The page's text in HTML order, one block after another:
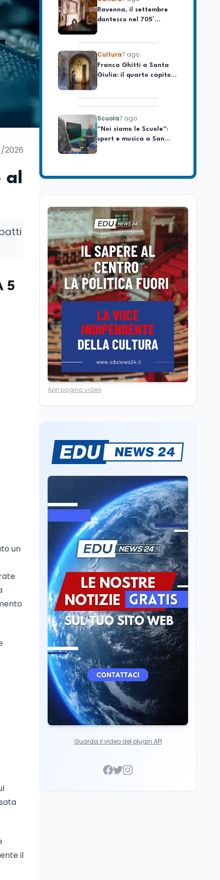
2026
al
5
un
il
longevo dell’Italia
repubblicana
dantesco nel 705°
anniversario della morte
Cultura7 ago
Franca Ghitti a Santa
Giulia: il quarto capitolo
dei Palcoscenici
Scuola7 ago
“Noi siamo le Scuole”:
sport e musica a San
Miniato, STEM a Lerici
con il progetto del Mim
studente 14enne uccide
Editoriali7 ago
Camere in ferie,
riapertura il 9
settembre tra legge
elettorale e Rai. La
premier Meloni attesa a
Bari il 4 settembre per
celebrare il governo più
longevo dell’Italia
Cultura7 ago
Ravenna, il settembre
dantesco nel 705°
anniversario della morte
del Sommo Poeta
Cultura7 ago
Franca Ghitti a Santa
Giulia: il quarto capitolo
Scuola7 ago
“Noi siamo le Scuole”:
Sparatoria a Bangkok:
studente 14enne uccide
Editoriali7 ago
Camere in ferie,
riapertura il 9
settembre tra legge
elettorale e Rai. La
premier Meloni attesa a
Bari il 4 settembre per
celebrare il governo più
longevo dell’Italia
repubblicana
Cultura7 ago
Ravenna, il settembre
dantesco nel 705°
anniversario della morte
del Sommo Poeta
Cultura 7 ago
Franca Ghitti a Santa
Giulia: il quarto capitolo
dei Palcoscenici
Apri pagina video
Guarda il video del plugin API